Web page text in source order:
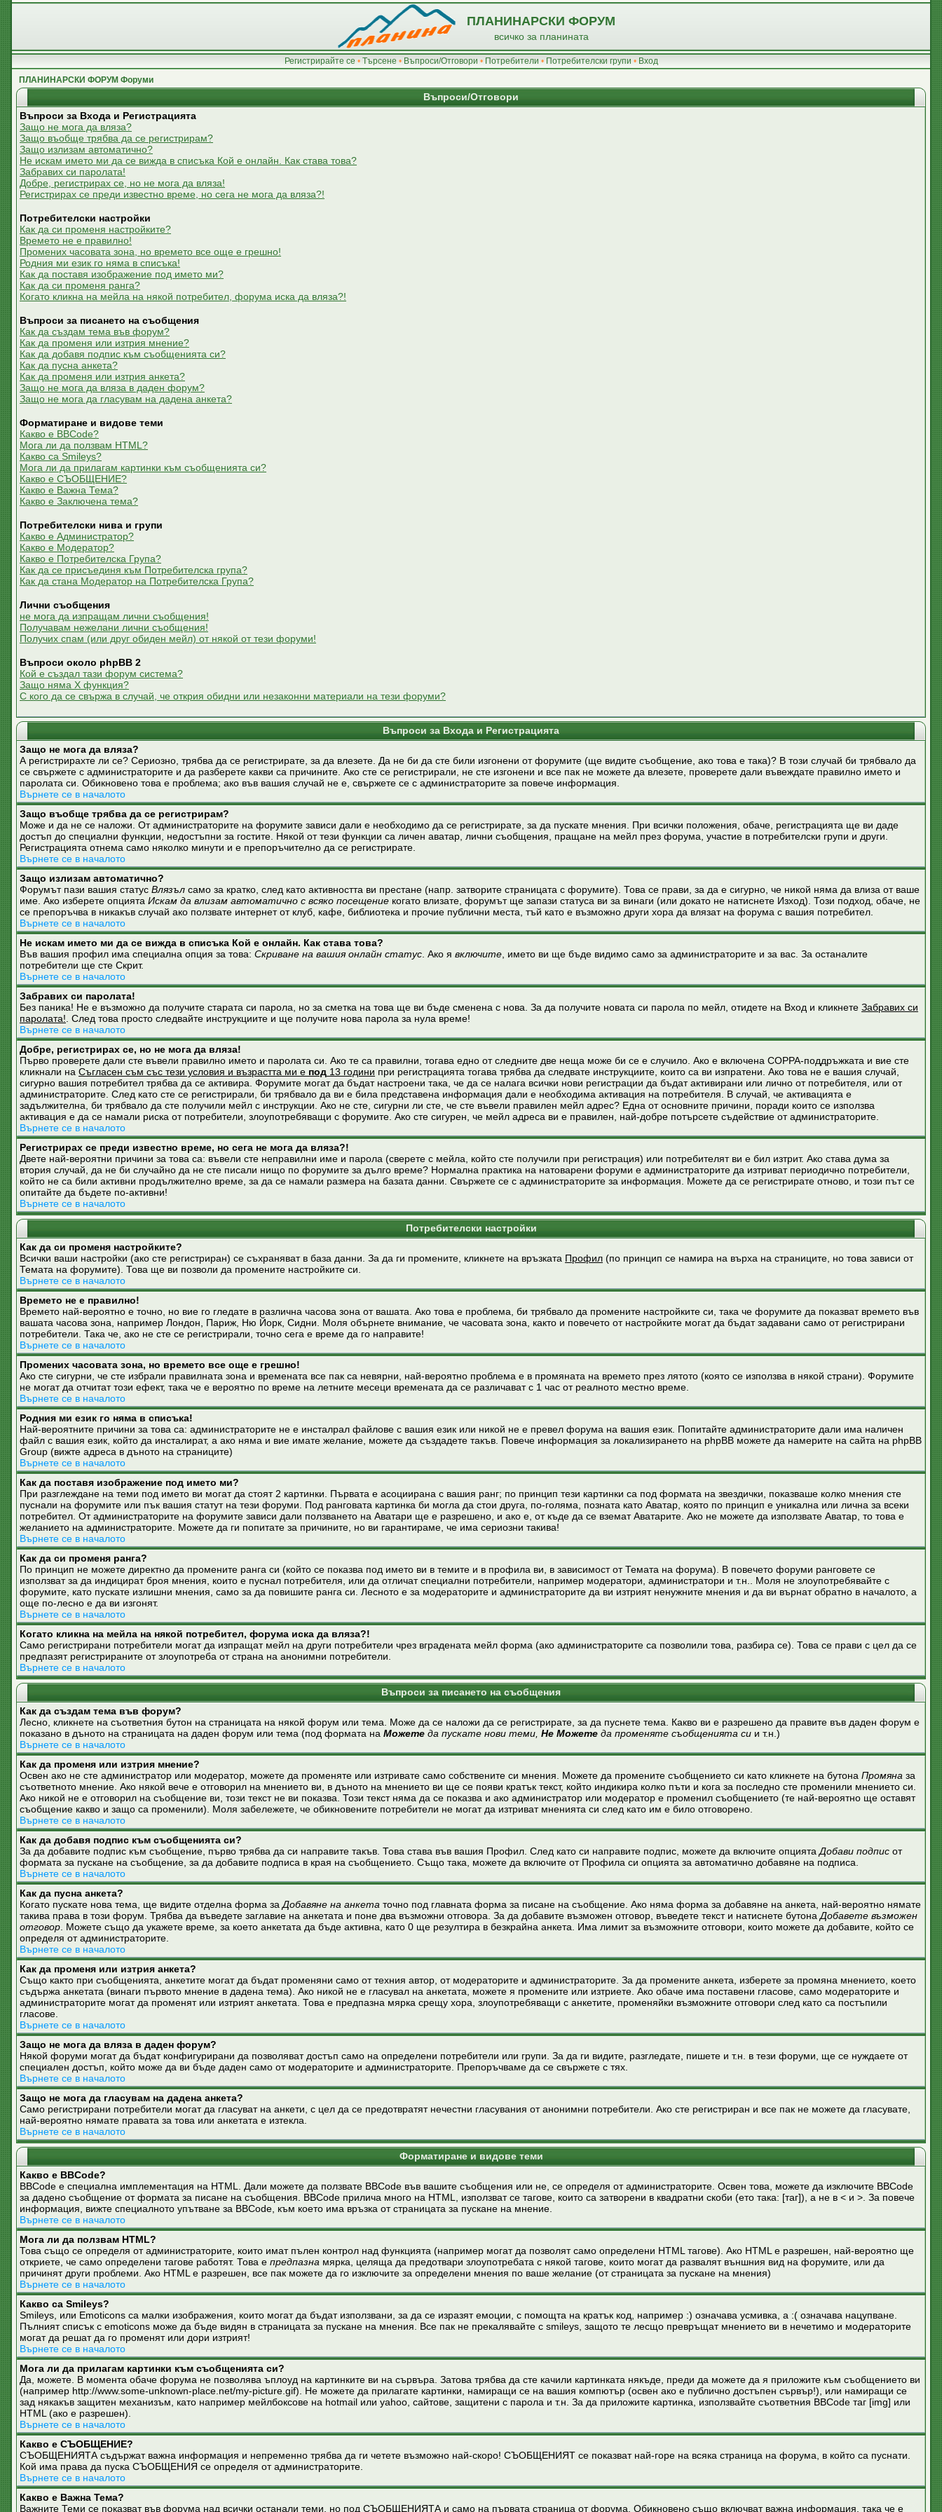
ПЛАНИНАРСКИ ФОРУМ
всичко за планината
Регистрирайте се • Търсене • Въпроси/Отговори • Потребители • Потребителски групи • Вход
ПЛАНИНАРСКИ ФОРУМ Форуми
Въпроси/Отговори
Въпроси за Входа и Регистрацията
Защо не мога да вляза?
Защо въобще трябва да се регистрирам?
Защо излизам автоматично?
Не искам името ми да се вижда в списъка Кой е онлайн. Как става това?
Забравих си паролата!
Добре, регистрирах се, но не мога да вляза!
Регистрирах се преди известно време, но сега не мога да вляза?!
Потребителски настройки
Как да си променя настройките?
Времето не е правилно!
Промених часовата зона, но времето все още е грешно!
Родния ми език го няма в списъка!
Как да поставя изображение под името ми?
Как да си променя ранга?
Когато кликна на мейла на някой потребител, форума иска да вляза?!
Въпроси за писането на съобщения
Как да създам тема във форум?
Как да променя или изтрия мнение?
Как да добавя подпис към съобщенията си?
Как да пусна анкета?
Как да променя или изтрия анкета?
Защо не мога да вляза в даден форум?
Защо не мога да гласувам на дадена анкета?
Форматиране и видове теми
Какво е BBCode?
Мога ли да ползвам HTML?
Какво са Smileys?
Мога ли да прилагам картинки към съобщенията си?
Какво е СЪОБЩЕНИЕ?
Какво е Важна Тема?
Какво е Заключена тема?
Потребителски нива и групи
Какво е Администратор?
Какво е Модератор?
Какво е Потребителска Група?
Как да се присъединя към Потребителска група?
Как да стана Модератор на Потребителска Група?
Лични съобщения
не мога да изпращам лични съобщения!
Получавам нежелани лични съобщения!
Получих спам (или друг обиден мейл) от някой от тези форуми!
Въпроси около phpBB 2
Кой е създал тази форум система?
Защо няма X функция?
С кого да се свържа в случай, че открия обидни или незаконни материали на тези форуми?
Въпроси за Входа и Регистрацията
Защо не мога да вляза?
А регистрирахте ли се? Сериозно, трябва да се регистрирате, за да влезете. Да не би да сте били изгонени от форумите (ще видите съобщение, ако това е така)? В този случай би трябвало да
се свържете с администраторите и да разберете какви са причините. Ако сте се регистрирали, не сте изгонени и все пак не можете да влезете, проверете дали въвеждате правилно името и
паролата си. Обикновено това е проблема; ако във вашия случай не е, свържете се с администраторите за повече информация.
Върнете се в началото
Защо въобще трябва да се регистрирам?
Може и да не се наложи. От администраторите на форумите зависи дали е необходимо да се регистрирате, за да пускате мнения. При всички положения, обаче, регистрацията ще ви даде
достъп до специални функции, недостъпни за гостите. Някой от тези функции са личен аватар, лични съобщения, пращане на мейл през форума, участие в потребителски групи и други.
Регистрацията отнема само няколко минути и е препоръчително да се регистрирате.
Върнете се в началото
Защо излизам автоматично?
Форумът пази вашия статус Влязъл само за кратко, след като активността ви престане (напр. затворите страницата с форумите). Това се прави, за да е сигурно, че никой няма да влиза от ваше
име. Ако изберете опцията Искам да влизам автоматично с всяко посещение когато влизате, форумът ще запази статуса ви за винаги (или докато не натиснете Изход). Този подход, обаче, не
се препоръчва в никакъв случай ако ползвате интернет от клуб, кафе, библиотека и прочие публични места, тъй като е възможно други хора да влязат на форума с вашия потребител.
Върнете се в началото
Не искам името ми да се вижда в списъка Кой е онлайн. Как става това?
Във вашия профил има специална опция за това: Скриване на вашия онлайн статус . Ако я включите , името ви ще бъде видимо само за администраторите и за вас. За останалите
потребители ще сте Скрит.
Върнете се в началото
Забравих си паролата!
Без паника! Не е възможно да получите старата си парола, но за сметка на това ще ви бъде сменена с нова. За да получите новата си парола по мейл, отидете на Вход и кликнете Забравих си
паролата! . След това просто следвайте инструкциите и ще получите нова парола за нула време!
Върнете се в началото
Добре, регистрирах се, но не мога да вляза!
Първо проверете дали сте въвели правилно името и паролата си. Ако те са правилни, тогава едно от следните две неща може би се е случило. Ако е включена COPPA-поддръжката и вие сте
кликнали на Съгласен съм със тези условия и възрастта ми е под 13 години при регистрацията тогава трябва да следвате инструкциите, които са ви изпратени. Ако това не е вашия случай,
сигурно вашия потребител трябва да се активира. Форумите могат да бъдат настроени така, че да се налага всички нови регистрации да бъдат активирани или лично от потребителя, или от
администраторите. След като сте се регистрирали, би трябвало да ви е била представена информация дали е необходима активация на потребителя. В случай, че активацията е
задължителна, би трябвало да сте получили мейл с инструкции. Ако не сте, сигурни ли сте, че сте въвели правилен мейл адрес? Една от основните причини, поради които се използва
активация е да се намали риска от потребители, злоупотребяващи с форумите. Ако сте сигурен, че мейл адреса ви е правилен, най-добре потърсете съдействие от администраторите.
Върнете се в началото
Регистрирах се преди известно време, но сега не мога да вляза?!
Двете най-вероятни причини за това са: въвели сте неправилни име и парола (сверете с мейла, който сте получили при регистрация) или потребителят ви е бил изтрит. Ако става дума за
втория случай, да не би случайно да не сте писали нищо по форумите за дълго време? Нормална практика на натоварени форуми е администраторите да изтриват периодично потребители,
който не са били активни продължително време, за да се намали размера на базата данни. Свържете се с администраторите за информация. Можете да се регистрирате отново, и този път се
опитайте да бъдете по-активни!
Върнете се в началото
Потребителски настройки
Как да си променя настройките?
Всички ваши настройки (ако сте регистриран) се съхраняват в база данни. За да ги промените, кликнете на връзката Профил (по принцип се намира на върха на страниците, но това зависи от
Темата на форумите). Това ще ви позволи да промените настройките си.
Върнете се в началото
Времето не е правилно!
Времето най-вероятно е точно, но вие го гледате в различна часова зона от вашата. Ако това е проблема, би трябвало да промените настройките си, така че форумите да показват времето във
вашата часова зона, например Лондон, Париж, Ню Йорк, Сидни. Моля обърнете внимание, че часовата зона, както и повечето от настройките могат да бъдат задавани само от регистрирани
потребители. Така че, ако не сте се регистрирали, точно сега е време да го направите!
Върнете се в началото
Промених часовата зона, но времето все още е грешно!
Ако сте сигурни, че сте избрали правилната зона и времената все пак са невярни, най-вероятно проблема е в промяната на времето през лятото (която се използва в някой страни). Форумите
не могат да отчитат този ефект, така че е вероятно по време на летните месеци времената да се различават с 1 час от реалното местно време.
Върнете се в началото
Родния ми език го няма в списъка!
Най-вероятните причини за това са: администраторите не е инсталрал файлове с вашия език или никой не е превел форума на вашия език. Попитайте администраторите дали има наличен
файл с вашия език, който да инсталират, а ако няма и вие имате желание, можете да създадете такъв. Повече информация за локализирането на phpBB можете да намерите на сайта на phpBB
Group (вижте адреса в дъното на страниците)
Върнете се в началото
Как да поставя изображение под името ми?
При разглеждане на теми под името ви могат да стоят 2 картинки. Първата е асоциирана с вашия ранг; по принцип тези картинки са под формата на звездички, показваше колко мнения сте
пуснали на форумите или пък вашия статут на тези форуми. Под ранговата картинка би могла да стои друга, по-голяма, позната като Аватар, която по принцип е уникална или лична за всеки
потребител. От администраторите на форумите зависи дали ползването на Аватари ще е разрешено, и ако е, от къде да се вземат Аватарите. Ако не можете да използвате Аватар, то това е
желанието на администраторите. Можете да ги попитате за причините, но ви гарантираме, че има сериозни такива!
Върнете се в началото
Как да си променя ранга?
По принцип не можете директно да промените ранга си (който се показва под името ви в темите и в профила ви, в зависимост от Темата на форума). В повечето форуми ранговете се
използват за да индицират броя мнения, които е пуснал потребителя, или да отличат специални потребители, например модератори, администратори и т.н.. Моля не злоупотребявайте с
форумите, като пускате излишни мнения, само за да повишите ранга си. Лесното е за модераторите и администраторите да ви изтрият ненужните мнения и да ви върнат обратно в началото, а
още по-лесно е да ви изгонят.
Върнете се в началото
Когато кликна на мейла на някой потребител, форума иска да вляза?!
Само регистрирани потребители могат да изпращат мейл на други потребители чрез вградената мейл форма (ако администраторите са позволили това, разбира се). Това се прави с цел да се
предпазят регистрираните от злоупотреба от страна на анонимни потребители.
Върнете се в началото
Въпроси за писането на съобщения
Как да създам тема във форум?
Лесно, кликнете на съответния бутон на страницата на някой форум или тема. Може да се наложи да се регистрирате, за да пуснете тема. Какво ви е разрешено да правите във даден форум е
показано в дъното на страницата на даден форум или тема (под формата на Можете да пускате нови теми, Не Можете да променяте съобщенията си и т.н.)
Върнете се в началото
Как да променя или изтрия мнение?
Освен ако не сте администратор или модератор, можете да променяте или изтривате само собствените си мнения. Можете да промените съобщението си като кликнете на бутона Промяна за
съответното мнение. Ако някой вече е отговорил на мнението ви, в дъното на мнението ви ще се появи кратък текст, който индикира колко пъти и кога за последно сте променили мнението си.
Ако никой не е отговорил на съобщение ви, този текст не ви показва. Този текст няма да се показва и ако администратор или модератор е променил съобщението (те най-вероятно ще оставят
съобщение какво и защо са променили). Моля забележете, че обикновените потребители не могат да изтриват мненията си след като им е било отговорено.
Върнете се в началото
Как да добавя подпис към съобщенията си?
За да добавите подпис към съобщение, първо трябва да си направите такъв. Това става във вашия Профил. След като си направите подпис, можете да включите опцията Добави подпис от
формата за пускане на съобщение, за да добавите подписа в края на съобщението. Също така, можете да включите от Профила си опцията за автоматично добавяне на подписа.
Върнете се в началото
Как да пусна анкета?
Когато пускате нова тема, ще видите отделна форма за Добавяне на анкета точно под главната форма за писане на съобщение. Ако няма форма за добавяне на анкета, най-вероятно нямате
такива права в този форум. Трябва да въведете заглавие на анкетата и поне два възможни отговора. За да добавите възможен отговор, въведете текст и натиснете бутона Добавете възможен
отговор . Можете също да укажете време, за което анкетата да бъде активна, като 0 ще резултира в безкрайна анкета. Има лимит за възможните отговори, които можете да добавите, който се
определя от администраторите.
Върнете се в началото
Как да променя или изтрия анкета?
Също както при съобщенията, анкетите могат да бъдат променяни само от техния автор, от модераторите и администраторите. За да промените анкета, изберете за промяна мнението, което
съдържа анкетата (винаги първото мнение в дадена тема). Ако никой не е гласувал на анкетата, можете я промените или изтриете. Ако обаче има поставени гласове, само модераторите и
администраторите могат да променят или изтрият анкетата. Това е предпазна мярка срещу хора, злоупотребяващи с анкетите, променяйки възможните отговори след като са постъпили
гласове.
Върнете се в началото
Защо не мога да вляза в даден форум?
Някой форуми могат да бъдат конфигурирани да позволяват достъп само на определени потребители или групи. За да ги видите, разгледате, пишете и т.н. в тези форуми, ще се нуждаете от
специален достъп, който може да ви бъде даден само от модераторите и администраторите. Препоръчваме да се свържете с тях.
Върнете се в началото
Защо не мога да гласувам на дадена анкета?
Само регистрирани потребители могат да гласуват на анкети, с цел да се предотвратят нечестни гласувания от анонимни потребители. Ако сте регистриран и все пак не можете да гласувате,
най-вероятно нямате правата за това или анкетата е изтекла.
Върнете се в началото
Форматиране и видове теми
Какво е BBCode?
BBCode е специална имплементация на HTML. Дали можете да ползвате BBCode във вашите съобщения или не, се определя от администраторите. Освен това, можете да изключите BBCode
за дадено съобщение от формата за писане на съобщения. BBCode прилича много на HTML, използват се тагове, които са затворени в квадратни скоби (ето така: [таг]), а не в < и >. За повече
информация, вижте специалното упътване за BBCode, към което има връзка от страницата за пускане на мнение.
Върнете се в началото
Мога ли да ползвам HTML?
Това също се определя от администраторите, които имат пълен контрол над функцията (например могат да позволят само определени HTML тагове). Ако HTML е разрешен, най-вероятно ще
откриете, че само определени тагове работят. Това е предпазна мярка, целяща да предотвари злоупотребата с някой тагове, които могат да развалят външния вид на форумите, или да
причинят други проблеми. Ако HTML е разрешен, все пак можете да го изключите за определени мнения по ваше желание (от страницата за пускане на мнения)
Върнете се в началото
Какво са Smileys?
Smileys, или Emoticons са малки изображения, които могат да бъдат използвани, за да се изразят емоции, с помощта на кратък код, например :) означава усмивка, а :( означава нацупване.
Пълният списък с emoticons може да бъде видян в страницата за пускане на мнения. Все пак не прекалявайте с smileys, защото те лесщо превръщат мнението ви в нечетимо и модераторите
могат да решат да го променят или дори изтрият!
Върнете се в началото
Мога ли да прилагам картинки към съобщенията си?
Да, можете. В момента обаче форума не позволява ъплоуд на картинките ви на сървъра. Затова трябва да сте качили картинката някъде, преди да можете да я приложите към съобщението ви
(например http://www.some-unknown-place.net/my-picture.gif). Не можете да прилагате картинки, намиращи се на вашия компютър (освен ако е публично достъпен сървър!), или намиращи се
зад някакъв защитен механизъм, като например мейлбоксове на hotmail или yahoo, сайтове, защитени с парола и т.н. За да приложите картинка, използвайте съответния BBCode таг [img] или
HTML (ако е разрешен).
Върнете се в началото
Какво е СЪОБЩЕНИЕ?
СЪОБЩЕНИЯТА съдържат важна информация и непременно трябва да ги четете възможно най-скоро! СЪОБЩЕНИЯТ се показват най-горе на всяка страница на форума, в който са пуснати.
Кой има права да пуска СЪОБЩЕНИЯ се определя от администраторите.
Върнете се в началото
Какво е Важна Тема?
Важните Теми се показват във форума над всички останали теми, но под СЪОБЩЕНИЯТА и само на първата страница от форума. Обикновено също включват важна информация, така че е